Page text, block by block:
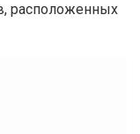
расположенных